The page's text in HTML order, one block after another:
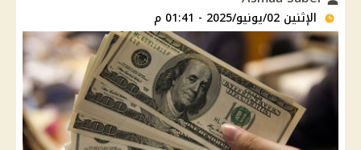
الإثنين 02/يونيو/2025 - 01:41 م